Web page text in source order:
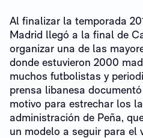
Al finalizar la temporada
Madrid llegó a la final de
organizar una de las
donde estuvieron 2000
muchos futbolistas y
prensa libanesa
motivo para estrechar los
administración de Peña,
un modelo a seguir para